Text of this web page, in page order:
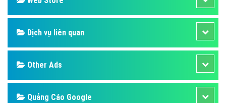
Dịch vụ liên quan
Other Ads
Quảng Cáo Google